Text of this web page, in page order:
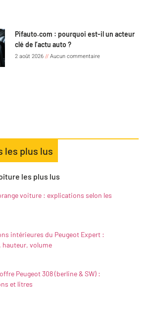
Pifauto.com : pourquoi est-il un acteur
clé de l’actu auto ?
2 août 2026 Aucun commentaire
les plus lus
les plus lus
voiture : explications selon les
intérieures du Peugeot Expert :
hauteur, volume
Peugeot 308 (berline & SW) :
et litres